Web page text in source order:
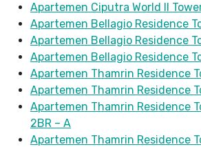
Apartemen Ciputra World II
Apartemen Bellagio Residence
Apartemen Bellagio Residence
Apartemen Bellagio Residence
Apartemen Thamrin Residence
Apartemen Thamrin Residence
Apartemen Thamrin Residence
2BR – A
Apartemen Thamrin Residence